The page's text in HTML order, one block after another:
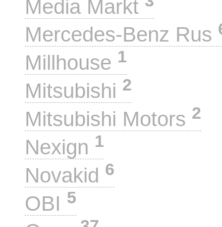
Media Markt
Mercedes-Benz Rus
Millhouse 1
Mitsubishi 2
Mitsubishi Motors 2
Nexign 1
Novakid 6
OBI 5